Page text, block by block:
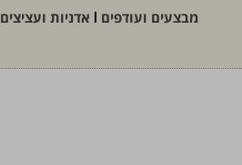
מבצעים ועודפים אדניות ועציצים